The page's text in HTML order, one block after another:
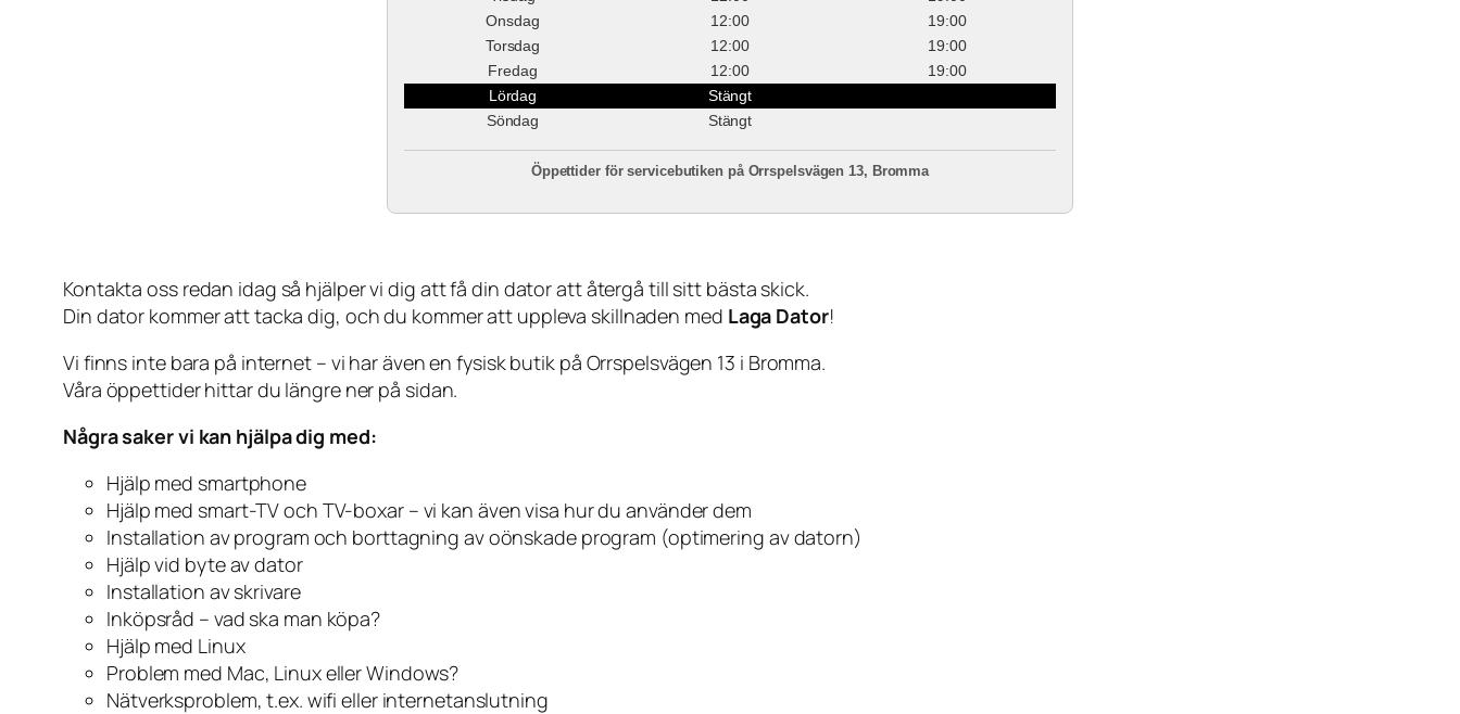
Onsdag
12:00
19:00
Torsdag
12:00
19:00
Fredag
12:00
19:00
Lördag
Stängt
Söndag
Stängt
Öppettider för servicebutiken på Orrspelsvägen 13, Bromma
Kontakta oss redan idag så hjälper vi dig att få din dator att återgå till sitt bästa skick.
Din dator kommer att tacka dig, och du kommer att uppleva skillnaden med Laga Dator!
Vi finns inte bara på internet – vi har även en fysisk butik på Orrspelsvägen 13 i Bromma.
Våra öppettider hittar du längre ner på sidan.
Några saker vi kan hjälpa dig med:
Hjälp med smartphone
Hjälp med smart-TV och TV-boxar – vi kan även visa hur du använder dem
Installation av program och borttagning av oönskade program (optimering av datorn)
Hjälp vid byte av dator
Installation av skrivare
Inköpsråd – vad ska man köpa?
Hjälp med Linux
Problem med Mac, Linux eller Windows?
Nätverksproblem, t.ex. wifi eller internetanslutning